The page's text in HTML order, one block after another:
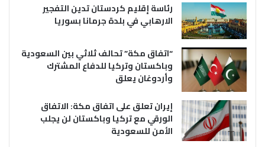
رئاسة إقليم كردستان تدين التفجير
الارهابي في بلدة جرمانا بسوريا
“اتفاق مكة” تحالف ثلاثي بين السعودية
وباكستان وتركيا للدفاع المشترك
وأردوغان يعلق
إيران تعلق على اتفاق مكة: الاتفاق
الورقي مع تركيا وباكستان لن يجلب
الأمن للسعودية